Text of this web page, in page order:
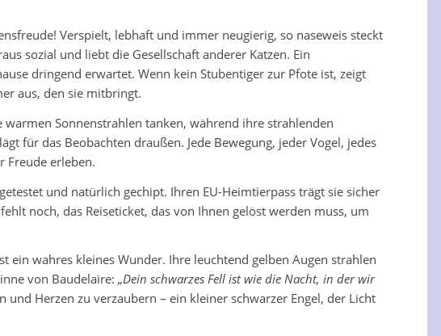
Verspielt, lebhaft und immer neugierig, so naseweis steckt
sozial und liebt die Gesellschaft anderer Katzen. Ein
dringend erwartet. Wenn kein Stubentiger zur Pfote ist, zeigt
aus, den sie mitbringt.
Sonnenstrahlen tanken, während ihre strahlenden
für das Beobachten draußen. Jede Bewegung, jeder Vogel, jedes
Freude erleben.
und natürlich gechipt. Ihren EU-Heimtierpass trägt sie sicher
noch, das Reiseticket, das von Ihnen gelöst werden muss, um
wahres kleines Wunder. Ihre leuchtend gelben Augen strahlen
von Baudelaire: „Dein schwarzes Fell ist wie die Nacht, in der wir
und Herzen zu verzaubern – ein kleiner schwarzer Engel, der Licht